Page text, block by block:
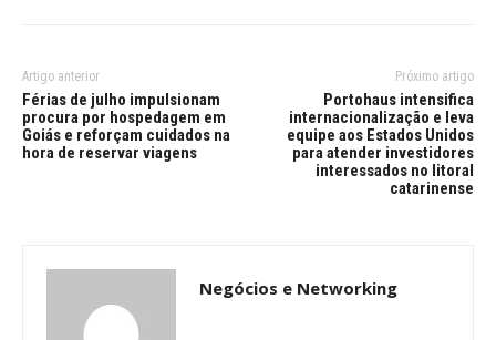
Artigo anterior
Férias de julho impulsionam
procura por hospedagem em
Goiás e reforçam cuidados na
hora de reservar viagens
Próximo artigo
Portohaus intensifica
internacionalização e leva
equipe aos Estados Unidos
para atender investidores
interessados no litoral
catarinense
Negócios e Networking